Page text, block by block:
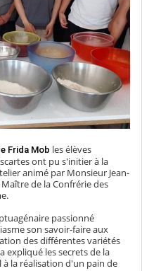
Frida Mob les élèves
ont pu s'initier à la
animé par Monsieur Jean-
de la Confrérie des
passionné
son savoir-faire aux
des différentes variétés
expliqué les secrets de la
la réalisation d'un pain de